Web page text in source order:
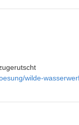
wilde-